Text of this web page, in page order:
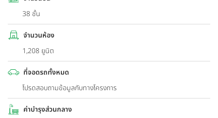
38 ชั้น
จำนวนห้อง
1,208 ยูนิต
ที่จอดรถทั้งหมด
โปรดสอบถามข้อมูลกับทางโครงการ
ค่าบำรุงส่วนกลาง